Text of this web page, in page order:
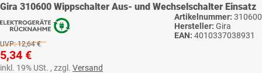
Gira 310600 Wippschalter Aus- und Wechselschalter Einsatz
Artikelnummer: 310600
Hersteller: Gira
EAN: 4010337038931
UVP: 12,64 €
5,34 €
inkl. 19% USt. , zzgl. Versand